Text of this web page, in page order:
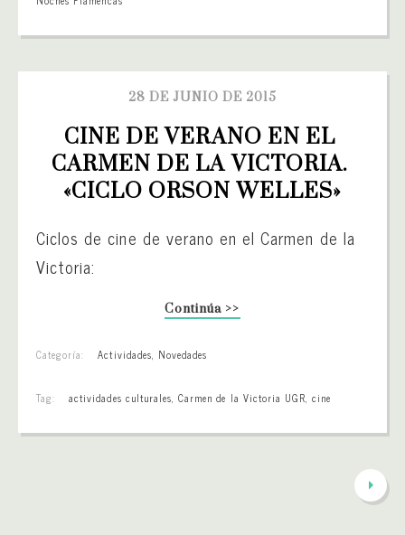
28 DE JUNIO DE 2015
CINE DE VERANO EN EL
CARMEN DE LA VICTORIA.
«CICLO ORSON WELLES»
Ciclos de cine de verano en el Carmen de la
Victoria:
Continúa >>
Categoría: Actividades, Novedades
Tag: actividades culturales,Carmen de la Victoria UGR,cine